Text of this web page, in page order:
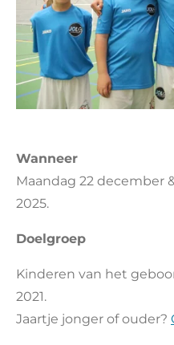
Wanneer
Maandag 22 december
2025.
Doelgroep
Kinderen van het
2021.
Jaartje jonger of ouder?